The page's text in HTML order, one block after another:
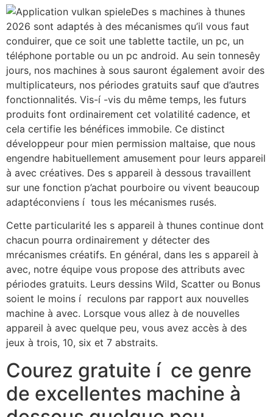
Des s machines à thunes
2026 sont adaptés à des mécanismes qu’il vous faut
conduirer, que ce soit une tablette tactile, un pc, un
téléphone portable ou un pc android. Au sein tonnesêy
jours, nos machines à sous sauront également avoir des
multiplicateurs, nos périodes gratuits sauf que d’autres
fonctionnalités. Vis-í -vis du même temps, les futurs
produits font ordinairement cet volatilité cadence, et
cela certifie les bénéfices immobile. Ce distinct
développeur pour mien permission maltaise, que nous
engendre habituellement amusement pour leurs appareil
à avec créatives. Des s appareil à dessous travaillent
sur une fonction p’achat pourboire ou vivent beaucoup
adaptéconviens í tous les mécanismes rusés.
Cette particularité les s appareil à thunes continue dont
chacun pourra ordinairement y détecter des
mrécanismes créatifs. En général, dans les s appareil à
avec, notre équipe vous propose des attributs avec
périodes gratuits. Leurs dessins Wild, Scatter ou Bonus
soient le moins í reculons par rapport aux nouvelles
machine à avec. Lorsque vous allez à de nouvelles
appareil à avec quelque peu, vous avez accès à des
jeux à trois, 10, six et 7 abstraits.
Courez gratuite í ce genre
de excellentes machine à